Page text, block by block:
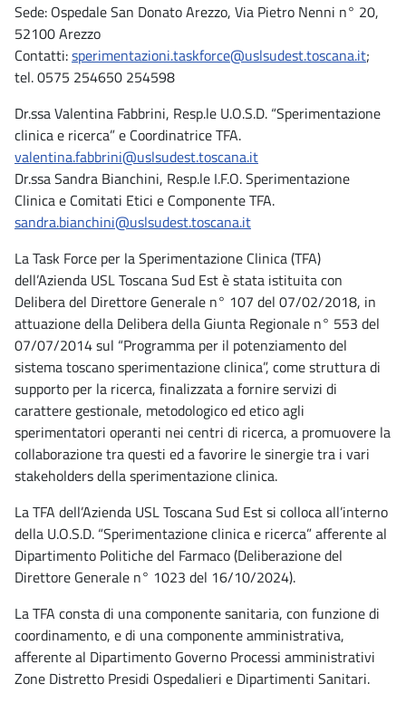
Sede: Ospedale San Donato Arezzo, Via Pietro Nenni n° 20,
52100 Arezzo
Contatti:sperimentazioni.taskforce@uslsudest.toscana.it;
tel. 0575 254650 254598
Dr.ssa Valentina Fabbrini, Resp.le U.O.S.D. “Sperimentazione
clinica e ricerca” e Coordinatrice TFA.
valentina.fabbrini@uslsudest.toscana.it
Dr.ssa Sandra Bianchini, Resp.le I.F.O. Sperimentazione
Clinica e Comitati Etici e Componente TFA.
sandra.bianchini@uslsudest.toscana.it
La Task Force per la Sperimentazione Clinica (TFA)
dell’Azienda USL Toscana Sud Est è stata istituita con
Delibera del Direttore Generale n° 107 del 07/02/2018, in
attuazione della Delibera della Giunta Regionale n° 553 del
07/07/2014 sul “Programma per il potenziamento del
sistema toscano sperimentazione clinica”, come struttura di
supporto per la ricerca, finalizzata a fornire servizi di
carattere gestionale, metodologico ed etico agli
sperimentatori operanti nei centri di ricerca, a promuovere la
collaborazione tra questi ed a favorire le sinergie tra i vari
stakeholders della sperimentazione clinica.
La TFA dell’Azienda USL Toscana Sud Est si colloca all’interno
della U.O.S.D. “Sperimentazione clinica e ricerca” afferente al
Dipartimento Politiche del Farmaco (Deliberazione del
Direttore Generale n° 1023 del 16/10/2024).
La TFA consta di una componente sanitaria, con funzione di
coordinamento, e di una componente amministrativa,
afferente al Dipartimento Governo Processi amministrativi
Zone Distretto Presidi Ospedalieri e Dipartimenti Sanitari.